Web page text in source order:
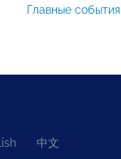
Главные события
中文